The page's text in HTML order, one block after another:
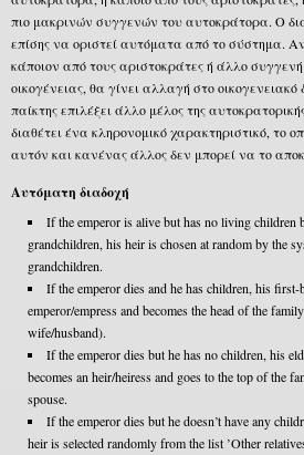
πιο μακρινών συγγενών του αυτοκράτορα. Ο
επίσης να οριστεί αυτόματα από το σύστημα.
κάποιον από τους αριστοκράτες ή άλλο
οικογένειας, θα γίνει αλλαγή στο οικογενειακό
παίκτης επιλέξει άλλο μέλος της
διαθέτει ένα κληρονομικό χαρακτηριστικό, το
αυτόν και κανένας άλλος δεν μπορεί να το
Αυτόματη διαδοχή
If the emperor is alive but has no living children
grandchildren, his heir is chosen at random by the
grandchildren.
If the emperor dies and he has children, his
emperor/empress and becomes the head of the
wife/husband).
If the emperor dies but he has no children, his
becomes an heir/heiress and goes to the top of the
spouse.
If the emperor dies but he doesn’t have any
heir is selected randomly from the list ’Other